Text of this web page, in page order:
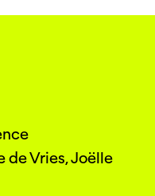
de Vries, Joëlle